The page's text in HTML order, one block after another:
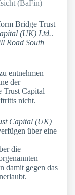
(BaFin)
Bridge Trust
(UK) Ltd..
Road South
entnehmen
der
Trust Capital
nicht.
Capital (UK)
über eine
die
damit gegen das